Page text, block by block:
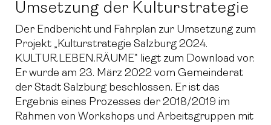
Umsetzung der Kulturstrategie
Der Endbericht und Fahrplan zur Umsetzung zum
Projekt „Kulturstrategie Salzburg 2024.
KULTUR.LEBEN.RÄUME“ liegt zum Download vor.
Er wurde am 23. März 2022 vom Gemeinderat
der Stadt Salzburg beschlossen. Er ist das
Ergebnis eines Prozesses der 2018/2019 im
Rahmen von Workshops und Arbeitsgruppen mit